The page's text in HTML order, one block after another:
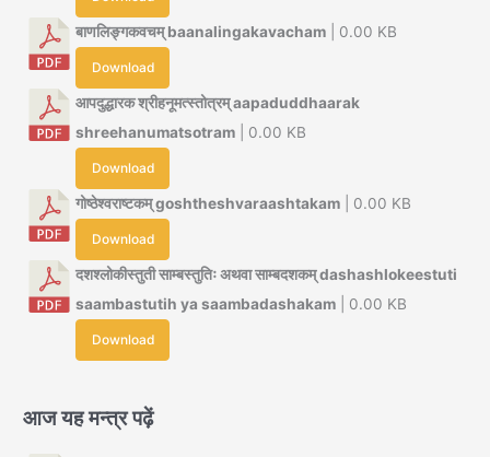
बाणलिङ्गकवचम् baanalingakavacham | 0.00 KB
Download
आपदुद्धारक श्रीहनूमत्स्तोत्रम् aapaduddhaarak
shreehanumatsotram | 0.00 KB
Download
गोष्ठेश्वराष्टकम् goshtheshvaraashtakam | 0.00 KB
Download
दशश्लोकीस्तुती साम्बस्तुतिः अथवा साम्बदशकम् dashashlokeestuti
saambastutih ya saambadashakam | 0.00 KB
Download
आज यह मन्त्र पढ़ें